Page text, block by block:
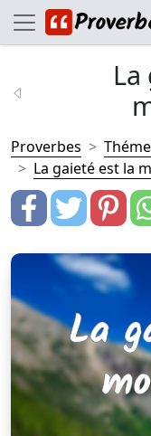
La
Proverbes
La gaieté est la